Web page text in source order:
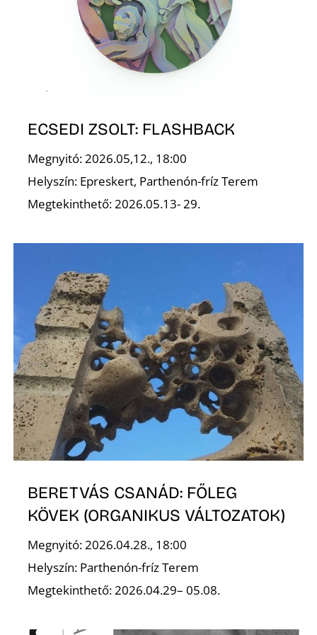
ECSEDI ZSOLT: FLASHBACK
Megnyitó: 2026.05,12., 18:00
Helyszín: Epreskert, Parthenón-fríz Terem
Megtekinthető: 2026.05.13- 29.
BERETVÁS CSANÁD: FŐLEG
KÖVEK (ORGANIKUS VÁLTOZATOK)
Megnyitó: 2026.04.28., 18:00
Helyszín: Parthenón-fríz Terem
Megtekinthető: 2026.04.29– 05.08.